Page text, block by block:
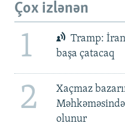
Çox izlənən
1
Tramp:
başa çatacaq
2
Xaçmaz
olunur